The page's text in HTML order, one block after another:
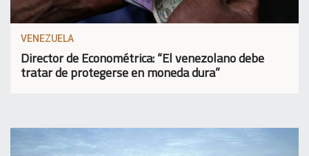
VENEZUELA
Director de Econométrica: “El venezolano debe
tratar de protegerse en moneda dura”